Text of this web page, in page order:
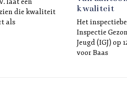
die kwaliteit
als
kwaliteit
Het
Inspectie
Jeugd (IGJ) op
voor Baas